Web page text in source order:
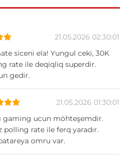
21.05.2026 02:30:01
siceni ela! Yungul ceki, 30K
rate ile deqiqliq superdir.
gedir.
21.05.2026 01:30:01
gaming ucun möhteşemdir.
rate ile ferq yaradır.
omru var.